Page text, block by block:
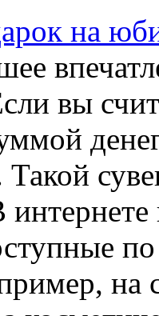
на
вы
Такой
на